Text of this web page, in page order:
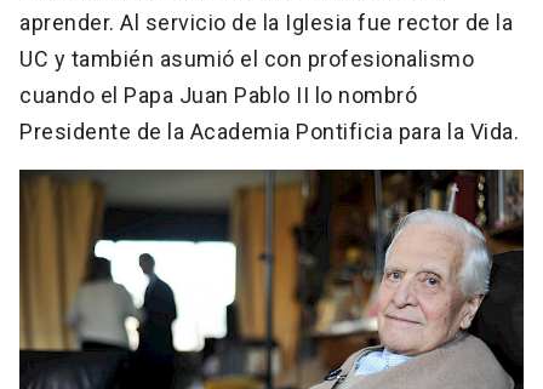
aprender. Al servicio de la Iglesia fue rector de la
UC y también asumió el con profesionalismo
cuando el Papa Juan Pablo II lo nombró
Presidente de la Academia Pontificia para la Vida.